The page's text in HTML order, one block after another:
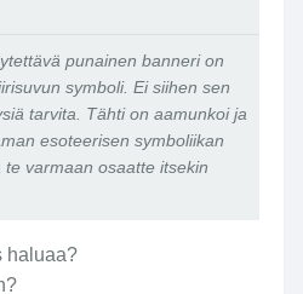
punainen banneri on
symboli. Ei siihen sen
tarvita. Tähti on aamunkoi ja
esoteerisen symboliikan
varmaan osaatte itsekin
haluaa?